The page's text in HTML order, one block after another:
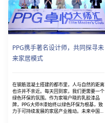
PPG携手著名设计师，共同探寻未
来家居模式
在钢筋混凝土搭建的都市里，人与自然的距离
也许并不亲近。每天回到家，我们更需要一个
绿色环保的氛围。作为家喻户晓的乳胶漆品
牌，PPG大师®漆始终以绿色环保为根基，致
力于可持续发展的家居产业推动。未来中国人